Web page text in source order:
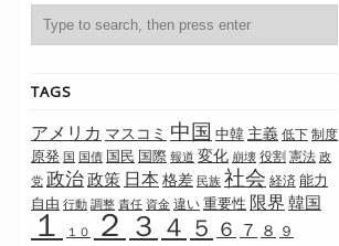
TAGS
アメリカ マスコミ 中国 中韓 主義 低下 制度
原発 国 国債 国民 国際 報道 変化 崩壊 役割 憲法 政
党 政治政策 日本 格差 民族 社会 経済 能力
自由 行動 調整 責任 資金 違い 重要性 限界 韓国
１ １０ ２ ３ ４ ５ ６ ７ ８ ９